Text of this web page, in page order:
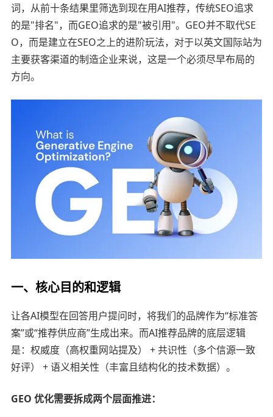
词，从前十条结果里筛选到现在用AI推荐，传统SEO追求
的是"排名"，而GEO追求的是"被引用"。GEO并不取代SE
O，而是建立在SEO之上的进阶玩法，对于以英文国际站为
主要获客渠道的制造企业来说，这是一个必须尽早布局的
方向。
一、核心目的和逻辑
让各AI模型在回答用户提问时，将我们的品牌作为“标准答
案”或“推荐供应商”生成出来。而AI推荐品牌的底层逻辑
是：权威度（高权重网站提及） + 共识性（多个信源一致
好评） + 语义相关性（丰富且结构化的技术数据）。
GEO 优化需要拆成两个层面推进：